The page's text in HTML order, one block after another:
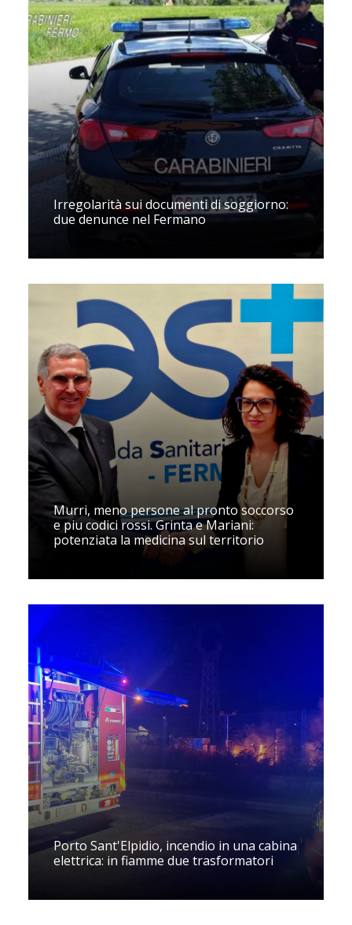
Irregolarità sui documenti di soggiorno:
due denunce nel Fermano
Murri, meno persone al pronto soccorso
e piu codici rossi. Grinta e Mariani:
potenziata la medicina sul territorio
Porto Sant'Elpidio, incendio in una cabina
elettrica: in fiamme due trasformatori